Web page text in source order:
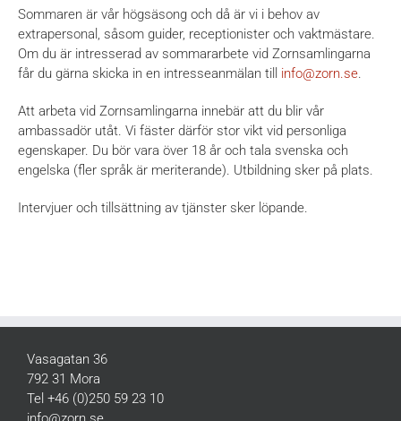
Sommaren är vår högsäsong och då är vi i behov av
extrapersonal, såsom guider, receptionister och vaktmästare.
Om du är intresserad av sommararbete vid Zornsamlingarna
får du gärna skicka in en intresseanmälan till info@zorn.se.
Att arbeta vid Zornsamlingarna innebär att du blir vår
ambassadör utåt. Vi fäster därför stor vikt vid personliga
egenskaper. Du bör vara över 18 år och tala svenska och
engelska (fler språk är meriterande). Utbildning sker på plats.
Intervjuer och tillsättning av tjänster sker löpande.
Vasagatan 36
792 31 Mora
Tel +46 (0)250 59 23 10